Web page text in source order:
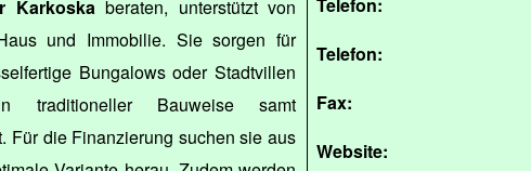
Telefon:
Fax:
Website:
Karkoskaberaten, unterstützt von
und Immobilie. Sie sorgen für
Bungalows oder Stadtvillen
traditioneller Bauweise samt
Für die Finanzierung suchen sie aus